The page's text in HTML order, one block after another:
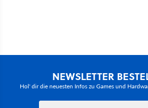
NEWSLETTER
Hol' dir die neuesten Infos zu Games und